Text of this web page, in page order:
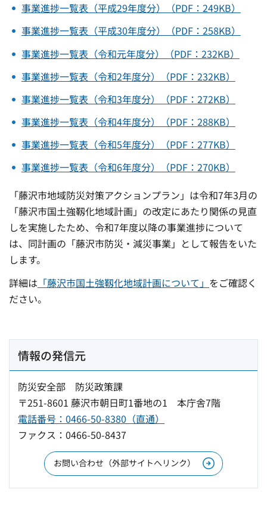
事業進捗一覧表（平成29年度分）（PDF：249KB）
事業進捗一覧表（平成30年度分）（PDF：258KB）
事業進捗一覧表（令和元年度分）（PDF：232KB）
事業進捗一覧表（令和2年度分）（PDF：232KB）
事業進捗一覧表（令和3年度分）（PDF：272KB）
事業進捗一覧表（令和4年度分）（PDF：288KB）
事業進捗一覧表（令和5年度分）（PDF：277KB）
事業進捗一覧表（令和6年度分）（PDF：270KB）
「藤沢市地域防災対策アクションプラン」は令和7年3月の
「藤沢市国土強靱化地域計画」の改定にあたり関係の見直
しを実施したため、令和7年度以降の事業進捗について
は、同計画の「藤沢市防災・減災事業」として報告をいた
します。
詳細は 「藤沢市国土強靱化地域計画について」 をご確認く
ださい。
情報の発信元
防災安全部 防災政策課
〒251-8601 藤沢市朝日町1番地の1 本庁舎7階
電話番号：0466-50-8380（直通）
ファクス：0466-50-8437
お問い合わせ（外部サイトへリンク）